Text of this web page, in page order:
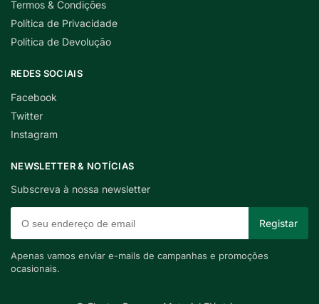
Termos & Condições
Política de Privacidade
Política de Devolução
REDES SOCIAIS
Facebook
Twitter
Instagram
NEWSLETTER & NOTÍCIAS
Subscreva à nossa newsletter
Apenas vamos enviar e-mails de campanhas e promoções
ocasionais.